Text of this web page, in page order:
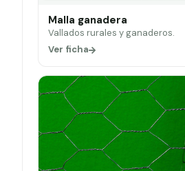
Malla ganadera
Vallados rurales y ganaderos.
Ver ficha